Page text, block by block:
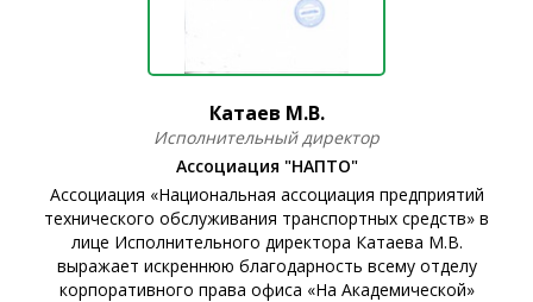
Катаев М.В.
Исполнительный директор
Ассоциация "НАПТО"
Ассоциация «Национальная ассоциация предприятий
технического обслуживания транспортных средств» в
лице Исполнительного директора Катаева М.В.
выражает искреннюю благодарность всему отделу
корпоративного права офиса «На Академической»